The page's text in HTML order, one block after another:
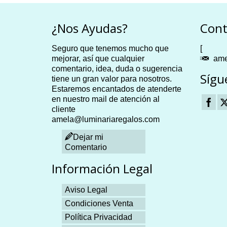
¿Nos Ayudas?
Seguro que tenemos mucho que
mejorar, así que cualquier
comentario, idea, duda o sugerencia
tiene un gran valor para nosotros.
Estaremos encantados de atenderte
en nuestro mail de atención al
cliente
amela@luminariaregalos.com
Dejar mi
Comentario
Información Legal
Aviso Legal
Condiciones Venta
Política Privacidad
[